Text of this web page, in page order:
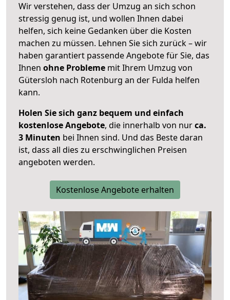
Wir verstehen, dass der Umzug an sich schon
stressig genug ist, und wollen Ihnen dabei
helfen, sich keine Gedanken über die Kosten
machen zu müssen. Lehnen Sie sich zurück – wir
haben garantiert passende Angebote für Sie, das
Ihnen ohne Probleme mit Ihrem Umzug von
Gütersloh nach Rotenburg an der Fulda helfen
kann.
Holen Sie sich ganz bequem und einfach
kostenlose Angebote, die innerhalb von nurca.
3 Minuten bei Ihnen sind. Und das Beste daran
ist, dass all dies zu erschwinglichen Preisen
angeboten werden.
Kostenlose Angebote erhalten